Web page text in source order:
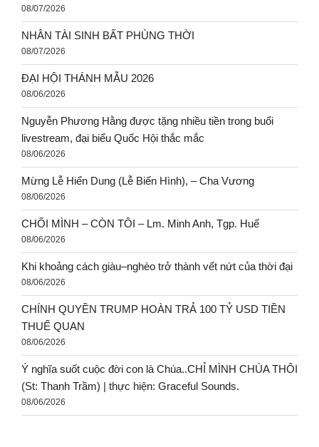
08/07/2026
NHÂN TÀI SINH BẤT PHÙNG THỜI
08/07/2026
ĐẠI HỘI THÁNH MẪU 2026
08/06/2026
Nguyễn Phương Hằng được tặng nhiều tiền trong buổi
livestream, đại biểu Quốc Hội thắc mắc
08/06/2026
Mừng Lễ Hiển Dung (Lễ Biến Hình), – Cha Vương
08/06/2026
CHỐI MÌNH – CÒN TÔI – Lm. Minh Anh, Tgp. Huế
08/06/2026
Khi khoảng cách giàu–nghèo trở thành vết nứt của thời đại
08/06/2026
CHÍNH QUYỀN TRUMP HOÀN TRẢ 100 TỶ USD TIỀN
THUẾ QUAN
08/06/2026
Ý nghĩa suốt cuộc đời con là Chúa..CHỈ MÌNH CHÚA THÔI
(St: Thanh Trầm) | thực hiện: Graceful Sounds.
08/06/2026